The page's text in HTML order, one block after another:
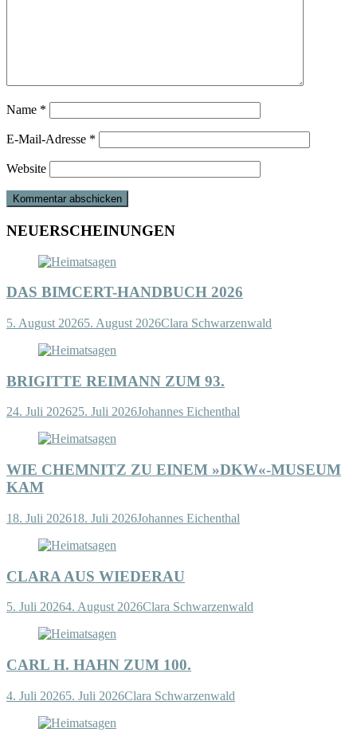
Name *
E-Mail-Adresse *
Website
NEUERSCHEINUNGEN
DAS BIMCERT-HANDBUCH 2026
5. August 20265. August 2026Clara Schwarzenwald
BRIGITTE REIMANN ZUM 93.
24. Juli 202625. Juli 2026Johannes Eichenthal
WIE CHEMNITZ ZU EINEM »DKW«-MUSEUM
KAM
18. Juli 202618. Juli 2026Johannes Eichenthal
CLARA AUS WIEDERAU
5. Juli 20264. August 2026Clara Schwarzenwald
CARL H. HAHN ZUM 100.
4. Juli 20265. Juli 2026Clara Schwarzenwald